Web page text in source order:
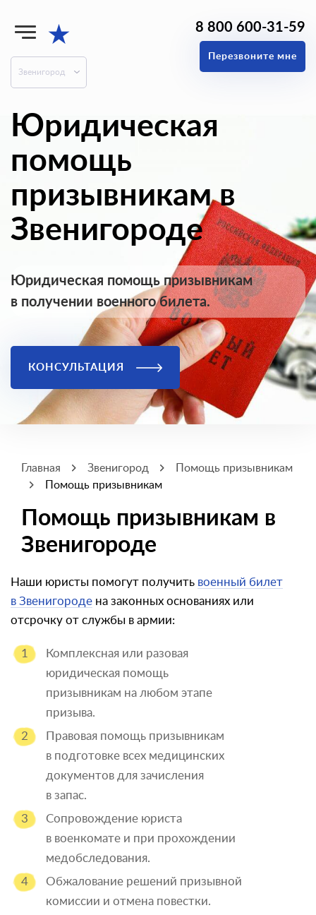
★
Звенигород
8 800 600-31-59
Перезвоните мне
Юридическая
помощь
призывникам в
Звенигороде
Юридическая помощь призывникам
в получении военного билета.
КОНСУЛЬТАЦИЯ
Главная Звенигород
Помощь призывникам
Помощь призывникам
Помощь призывникам в
Звенигороде
Наши юристы помогут получить военный билет
в Звенигороде на законных основаниях или
отсрочку от службы в армии:
Комплексная или разовая
юридическая помощь
призывникам на любом этапе
призыва.
Правовая помощь призывникам
в подготовке всех медицинских
документов для зачисления
в запас.
Сопровождение юриста
в военкомате и при прохождении
медобследования.
Обжалование решений призывной
комиссии и отмена повестки.